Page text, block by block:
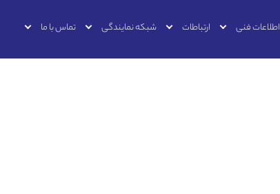
اطلاعات فنی ارتباطات شبکه نمایندگی تماس با ما